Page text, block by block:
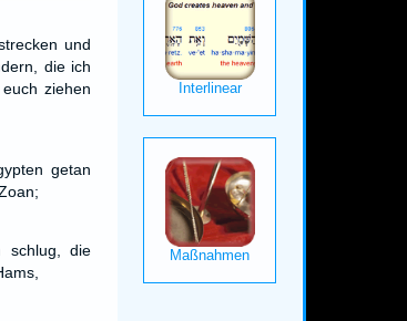
und
die ich
ziehen
getan
schlug, die